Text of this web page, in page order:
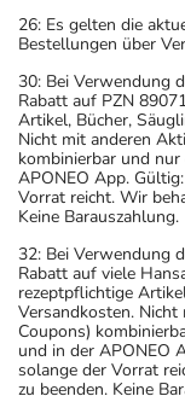
26: Es gelten die
Bestellungen über
30: Bei Verwendung
Rabatt auf PZN
Artikel, Bücher,
Nicht mit anderen
kombinierbar und
APONEO App.
Vorrat reicht. Wir
Keine Barauszahlung.
32: Bei Verwendung
Rabatt auf viele
rezeptpflichtige
Versandkosten.
Coupons)
und in der APONEO
solange der Vorrat
zu beenden. Keine